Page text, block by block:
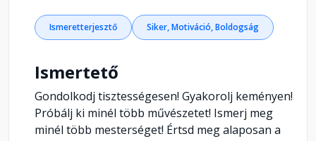
Ismeretterjesztő Siker, Motiváció, Boldogság
Ismertető
Gondolkodj tisztességesen! Gyakorolj keményen!
Próbálj ki minél több művészetet! Ismerj meg
minél több mesterséget! Értsd meg alaposan a